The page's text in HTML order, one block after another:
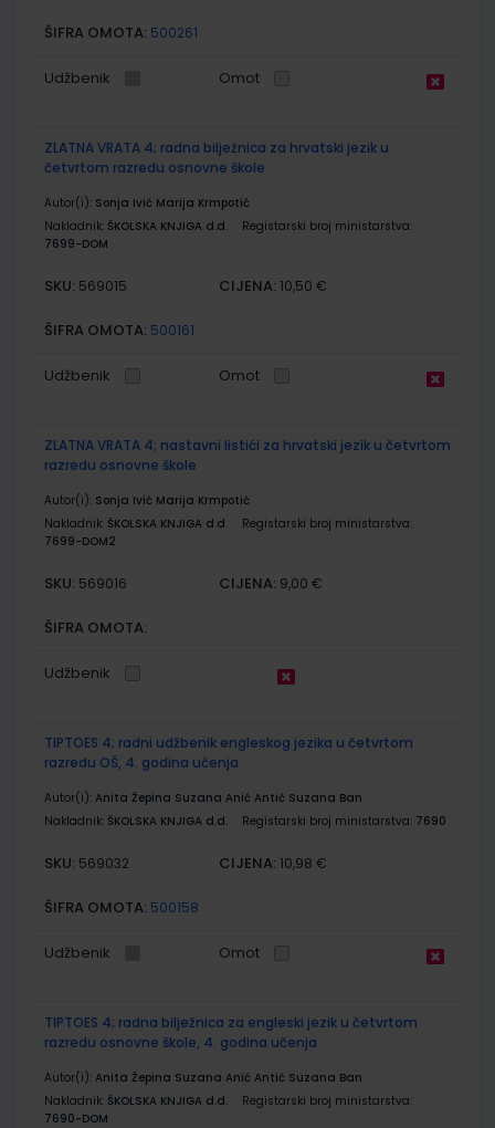
ŠIFRA OMOTA: 500261
Udžbenik Omot
ZLATNA VRATA 4; radna bilježnica za hrvatski jezik u
četvrtom razredu osnovne škole
Autor(i): Sonja Ivić Marija Krmpotić
Nakladnik: ŠKOLSKA KNJIGA d.d.
Registarski broj ministarstva:
7699-DOM
SKU: 569015 CIJENA: 10,50 €
ŠIFRA OMOTA: 500161
Udžbenik Omot
ZLATNA VRATA 4; nastavni listići za hrvatski jezik u četvrtom
razredu osnovne škole
Autor(i): Sonja Ivić Marija Krmpotić
Nakladnik: ŠKOLSKA KNJIGA d.d.
Registarski broj ministarstva:
7699-DOM2
SKU: 569016 CIJENA: 9,00 €
ŠIFRA OMOTA:
Udžbenik
TIPTOES 4; radni udžbenik engleskog jezika u četvrtom
razredu OŠ, 4. godina učenja
Autor(i): Anita Žepina Suzana Anić Antić Suzana Ban
Nakladnik: ŠKOLSKA KNJIGA d.d. Registarski broj ministarstva: 7690
SKU: 569032 CIJENA: 10,98 €
ŠIFRA OMOTA: 500158
Udžbenik Omot
TIPTOES 4; radna bilježnica za engleski jezik u četvrtom
razredu osnovne škole, 4. godina učenja
Autor(i): Anita Žepina Suzana Anić Antić Suzana Ban
Nakladnik: ŠKOLSKA KNJIGA d.d.
Registarski broj ministarstva:
7690-DOM